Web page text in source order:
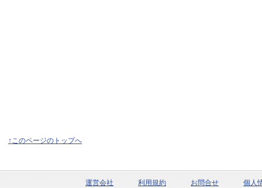
↑このページのトップへ
運営会社 利用規約 お問合せ 個人